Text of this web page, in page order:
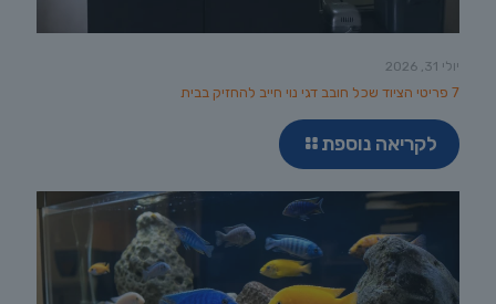
יולי 31, 2026
7 פריטי הציוד שכל חובב דגי נוי חייב להחזיק בבית
לקריאה נוספת